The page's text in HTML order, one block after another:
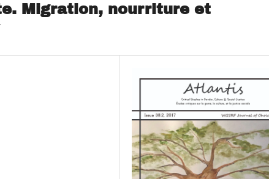
Migration, nourriture et